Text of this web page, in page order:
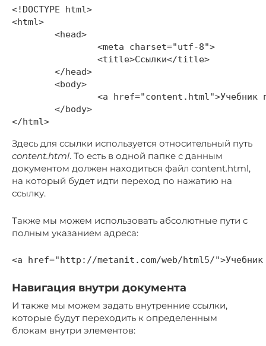
<!DOCTYPE html>
<html>
Здесь для ссылки используется относительный путь
content.html. То есть в одной папке с данным
документом должен находиться файл content.html,
на который будет идти переход по нажатию на
ссылку.
Также мы можем использовать абсолютные пути с
полным указанием адреса:
Навигация внутри документа
И также мы можем задать внутренние ссылки,
которые будут переходить к определенным
блокам внутри элементов: